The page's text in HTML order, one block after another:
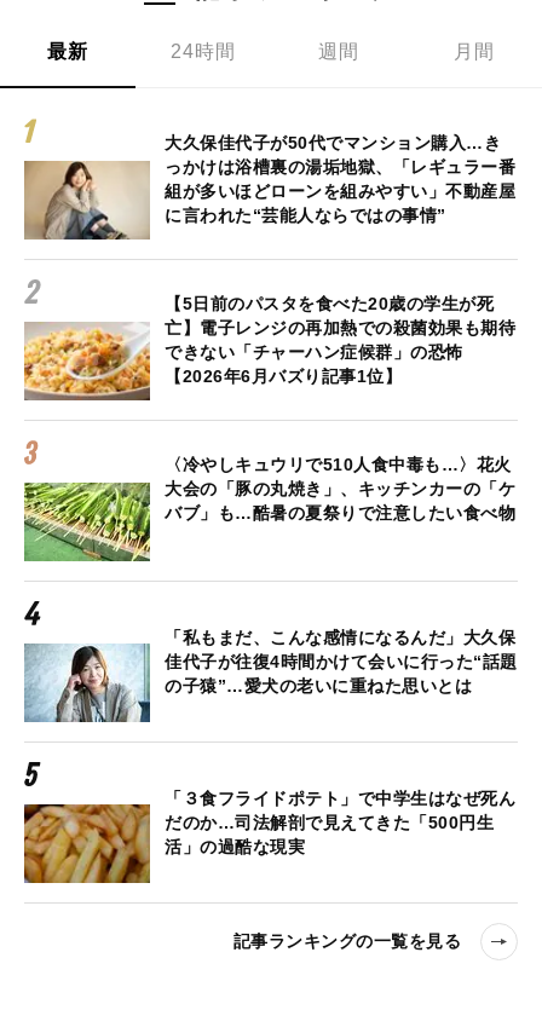
最新 24時間 週間 月間
大久保佳代子が50代でマンション購入…き
っかけは浴槽裏の湯垢地獄、「レギュラー番
組が多いほどローンを組みやすい」不動産屋
に言われた“芸能人ならではの事情”
【5日前のパスタを食べた20歳の学生が死
亡】電子レンジの再加熱での殺菌効果も期待
できない「チャーハン症候群」の恐怖
【2026年6月バズり記事1位】
〈冷やしキュウリで510人食中毒も…〉花火
大会の「豚の丸焼き」、キッチンカーの「ケ
バブ」も…酷暑の夏祭りで注意したい食べ物
「私もまだ、こんな感情になるんだ」大久保
佳代子が往復4時間かけて会いに行った“話題
の子猿”…愛犬の老いに重ねた思いとは
「３食フライドポテト」で中学生はなぜ死ん
だのか…司法解剖で見えてきた「500円生
活」の過酷な現実
記事ランキングの一覧を見る